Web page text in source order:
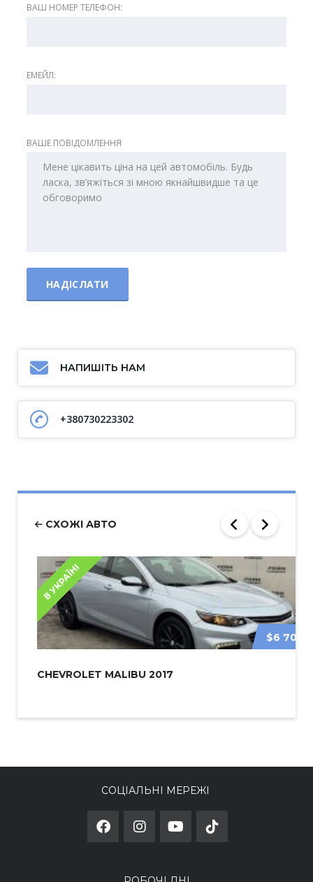
ВАШ НОМЕР ТЕЛЕФОН:
ЕМЕЙЛ:
ВАШЕ ПОВІДОМЛЕННЯ
НАПИШІТЬ НАМ
+380730223302
СХОЖІ АВТО
В УКРАЇНІ
$6 700
CHEVROLET MALIBU 2017
СОЦІАЛЬНІ МЕРЕЖІ